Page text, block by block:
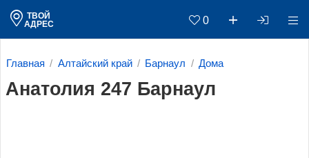
ТВОЙ
АДРЕС
0
Главная Алтайский край Барнаул Дома
Анатолия 247 Барнаул